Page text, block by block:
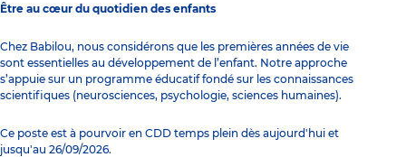
Être au cœur du quotidien des enfants
Chez Babilou, nous considérons que les premières années de vie
sont essentielles au développement de l’enfant. Notre approche
s’appuie sur un programme éducatif fondé sur les connaissances
scientifiques (neurosciences, psychologie, sciences humaines).
Ce poste est à pourvoir en CDD temps plein dès aujourd'hui et
jusqu'au 26/09/2026.